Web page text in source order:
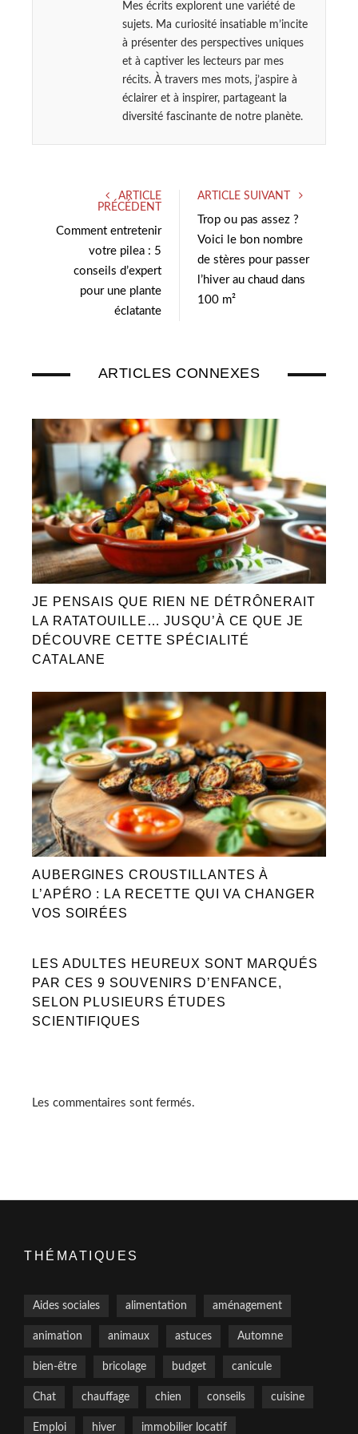
Mes écrits explorent une variété de
sujets. Ma curiosité insatiable m’incite
à présenter des perspectives uniques
et à captiver les lecteurs par mes
récits. À travers mes mots, j’aspire à
éclairer et à inspirer, partageant la
diversité fascinante de notre planète.
ARTICLE
PRÉCÉDENT
Comment entretenir
votre pilea : 5
conseils d’expert
pour une plante
éclatante
ARTICLE SUIVANT
Trop ou pas assez ?
Voici le bon nombre
de stères pour passer
l’hiver au chaud dans
100 m²
ARTICLES CONNEXES
JE PENSAIS QUE RIEN NE DÉTRÔNERAIT
LA RATATOUILLE… JUSQU’À CE QUE JE
DÉCOUVRE CETTE SPÉCIALITÉ
CATALANE
AUBERGINES CROUSTILLANTES À
L’APÉRO : LA RECETTE QUI VA CHANGER
VOS SOIRÉES
LES ADULTES HEUREUX SONT MARQUÉS
PAR CES 9 SOUVENIRS D’ENFANCE,
SELON PLUSIEURS ÉTUDES
SCIENTIFIQUES
Les commentaires sont fermés.
THÉMATIQUES
Aides sociales alimentation aménagement
animation animaux astuces Automne
bien-être bricolage budget canicule
Chat chauffage chien conseils cuisine
Emploi hiver immobilier locatif